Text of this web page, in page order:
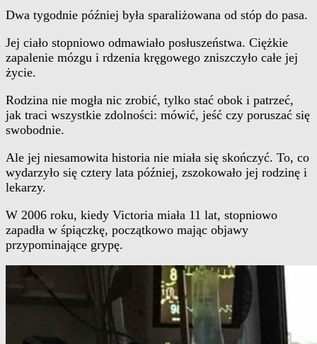
Dwa tygodnie później była sparaliżowana od stóp do pasa.
Jej ciało stopniowo odmawiało posłuszeństwa. Ciężkie
zapalenie mózgu i rdzenia kręgowego zniszczyło całe jej
życie.
Rodzina nie mogła nic zrobić, tylko stać obok i patrzeć,
jak traci wszystkie zdolności: mówić, jeść czy poruszać się
swobodnie.
Ale jej niesamowita historia nie miała się skończyć. To, co
wydarzyło się cztery lata później, zszokowało jej rodzinę i
lekarzy.
W 2006 roku, kiedy Victoria miała 11 lat, stopniowo
zapadła w śpiączkę, początkowo mając objawy
przypominające grypę.